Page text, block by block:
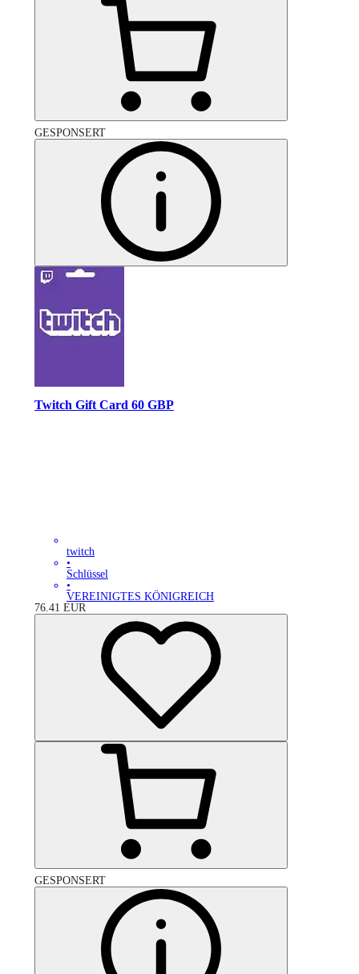
GESPONSERT
Twitch Gift Card 60 GBP
twitch
•
Schlüssel
•
VEREINIGTES KÖNIGREICH
76.41 EUR
GESPONSERT